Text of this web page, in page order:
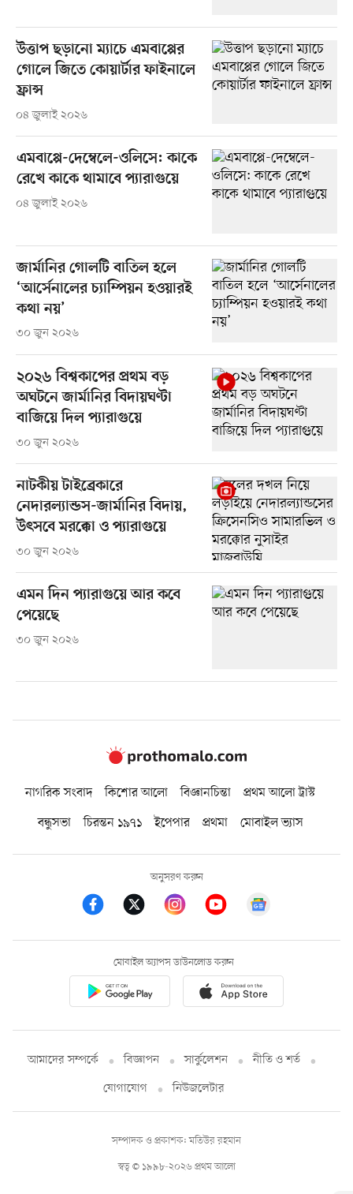
উত্তাপ ছড়ানো ম্যাচে এমবাপ্পের
গোলে জিতে কোয়ার্টার ফাইনালে
ফ্রান্স
০৪ জুলাই ২০২৬
এমবাপ্পে-দেম্বেলে-ওলিসে: কাকে
রেখে কাকে থামাবে প্যারাগুয়ে
০৪ জুলাই ২০২৬
জার্মানির গোলটি বাতিল হলে
‘আর্সেনালের চ্যাম্পিয়ন হওয়ারই
কথা নয়’
৩০ জুন ২০২৬
২০২৬ বিশ্বকাপের প্রথম বড়
অঘটনে জার্মানির বিদায়ঘণ্টা
বাজিয়ে দিল প্যারাগুয়ে
৩০ জুন ২০২৬
নাটকীয় টাইব্রেকারে
নেদারল্যান্ডস-জার্মানির বিদায়,
উৎসবে মরক্কো ও প্যারাগুয়ে
৩০ জুন ২০২৬
এমন দিন প্যারাগুয়ে আর কবে
পেয়েছে
৩০ জুন ২০২৬
নাগরিক সংবাদ কিশোর আলো বিজ্ঞানচিন্তা
প্রথম আলো ট্রাস্ট
বন্ধুসভা
চিরন্তন ১৯৭১ ইপেপার প্রথমা মোবাইল ভ্যাস
অনুসরণ করুন
মোবাইল অ্যাপস ডাউনলোড করুন
আমাদের সম্পর্কে বিজ্ঞাপন সার্কুলেশন
নীতি ও শর্ত
যোগাযোগ
নিউজলেটার
স্বত্ব © ১৯৯৮-২০২৬ প্রথম আলো
সম্পাদক ও প্রকাশক: মতিউর রহমান